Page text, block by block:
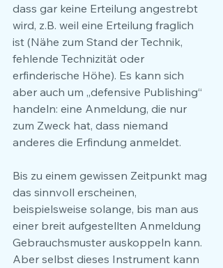
dass gar keine Erteilung angestrebt
wird, z.B. weil eine Erteilung fraglich
ist (Nähe zum Stand der Technik,
fehlende Technizität oder
erfinderische Höhe). Es kann sich
aber auch um „defensive Publishing“
handeln: eine Anmeldung, die nur
zum Zweck hat, dass niemand
anderes die Erfindung anmeldet.
Bis zu einem gewissen Zeitpunkt mag
das sinnvoll erscheinen,
beispielsweise solange, bis man aus
einer breit aufgestellten Anmeldung
Gebrauchsmuster auskoppeln kann.
Aber selbst dieses Instrument kann